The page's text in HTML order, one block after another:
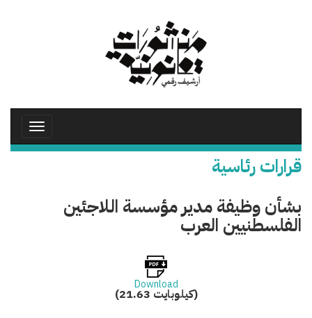
Toggle
قرارات رئاسية
بشأن وظيفة مدير مؤسسة اللاجئين
الفلسطنيين العرب
Download
(21.63 كيلوبايت)